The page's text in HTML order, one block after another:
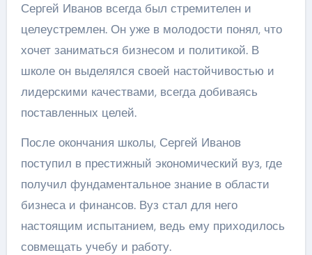
Сергей Иванов всегда был стремителен и
целеустремлен. Он уже в молодости понял, что
хочет заниматься бизнесом и политикой. В
школе он выделялся своей настойчивостью и
лидерскими качествами, всегда добиваясь
поставленных целей.
После окончания школы, Сергей Иванов
поступил в престижный экономический вуз, где
получил фундаментальное знание в области
бизнеса и финансов. Вуз стал для него
настоящим испытанием, ведь ему приходилось
совмещать учебу и работу.